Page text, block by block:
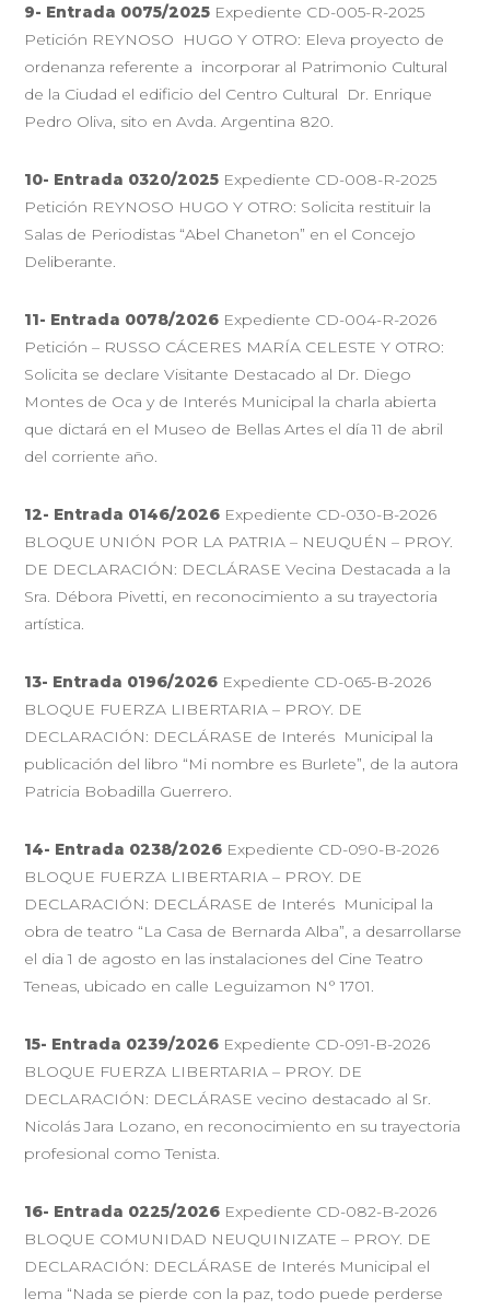
9- Entrada 0075/2025 Expediente CD-005-R-2025
Petición REYNOSO HUGO Y OTRO: Eleva proyecto de
ordenanza referente a incorporar al Patrimonio Cultural
de la Ciudad el edificio del Centro Cultural Dr. Enrique
Pedro Oliva, sito en Avda. Argentina 820.
10- Entrada 0320/2025 Expediente CD-008-R-2025
Petición REYNOSO HUGO Y OTRO: Solicita restituir la
Salas de Periodistas “Abel Chaneton” en el Concejo
Deliberante.
11- Entrada 0078/2026 Expediente CD-004-R-2026
Petición – RUSSO CÁCERES MARÍA CELESTE Y OTRO:
Solicita se declare Visitante Destacado al Dr. Diego
Montes de Oca y de Interés Municipal la charla abierta
que dictará en el Museo de Bellas Artes el día 11 de abril
del corriente año.
12- Entrada 0146/2026 Expediente CD-030-B-2026
BLOQUE UNIÓN POR LA PATRIA – NEUQUÉN – PROY.
DE DECLARACIÓN: DECLÁRASE Vecina Destacada a la
Sra. Débora Pivetti, en reconocimiento a su trayectoria
artística.
13- Entrada 0196/2026 Expediente CD-065-B-2026
BLOQUE FUERZA LIBERTARIA – PROY. DE
DECLARACIÓN: DECLÁRASE de Interés Municipal la
publicación del libro “Mi nombre es Burlete”, de la autora
Patricia Bobadilla Guerrero.
14- Entrada 0238/2026 Expediente CD-090-B-2026
BLOQUE FUERZA LIBERTARIA – PROY. DE
DECLARACIÓN: DECLÁRASE de Interés Municipal la
obra de teatro “La Casa de Bernarda Alba”, a desarrollarse
el dia 1 de agosto en las instalaciones del Cine Teatro
Teneas, ubicado en calle Leguizamon N° 1701.
15- Entrada 0239/2026 Expediente CD-091-B-2026
BLOQUE FUERZA LIBERTARIA – PROY. DE
DECLARACIÓN: DECLÁRASE vecino destacado al Sr.
Nicolás Jara Lozano, en reconocimiento en su trayectoria
profesional como Tenista.
16- Entrada 0225/2026 Expediente CD-082-B-2026
BLOQUE COMUNIDAD NEUQUINIZATE – PROY. DE
DECLARACIÓN: DECLÁRASE de Interés Municipal el
lema “Nada se pierde con la paz, todo puede perderse